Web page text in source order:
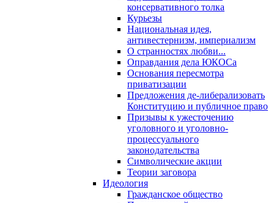
консервативного толка
Курьезы
Национальная идея,
антивестернизм, империализм
О странностях любви...
Оправдания дела ЮКОСа
Основания пересмотра
приватизации
Предложения де-либерализовать
Конституцию и публичное право
Призывы к ужесточению
уголовного и уголовно-
процессуального
законодательства
Символические акции
Теории заговора
Идеология
Гражданское общество